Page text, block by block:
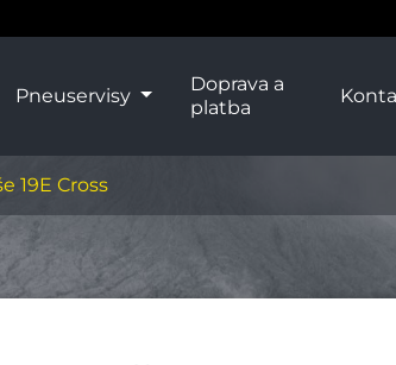
Pneuservisy
Doprava a
platba
19E Cross